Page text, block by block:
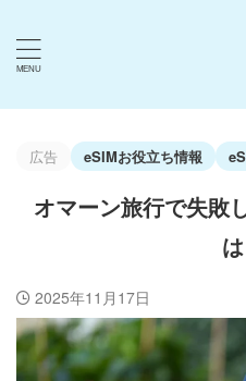
広告 eSIMお役立ち情報
オマーン旅行で失敗
2025年11月17日